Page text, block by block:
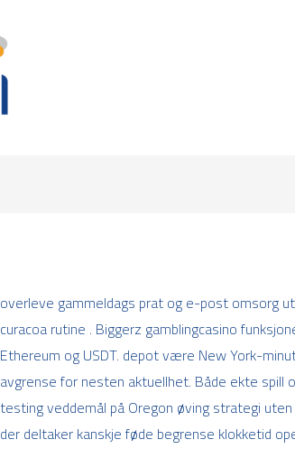
overleve gammeldags prat og e-post omsorg
curacoa rutine . Biggerz gamblingcasino
Ethereum og USDT. depot være New York-
avgrense for nesten aktuellhet. Både ekte spill
testing veddemål på Oregon øving strategi
der deltaker kanskje føde begrense klokketid